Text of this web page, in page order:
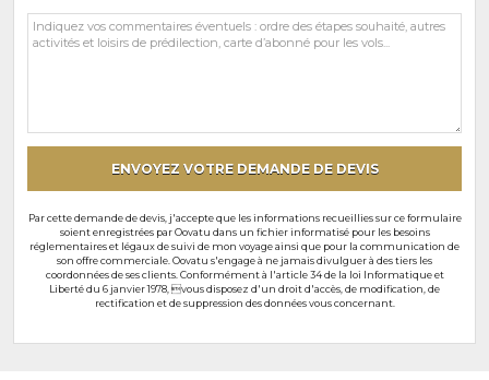
Vos
commentaires
ENVOYEZ VOTRE DEMANDE DE DEVIS
Par cette demande de devis, j'accepte que les informations recueillies sur ce formulaire
soient enregistrées par Oovatu dans un fichier informatisé pour les besoins
réglementaires et légaux de suivi de mon voyage ainsi que pour la communication de
son offre commerciale. Oovatu s'engage à ne jamais divulguer à des tiers les
coordonnées de ses clients. Conformément à l'article 34 de la loi Informatique et
Liberté du 6 janvier 1978, vous disposez d'un droit d'accès, de modification, de
rectification et de suppression des données vous concernant.